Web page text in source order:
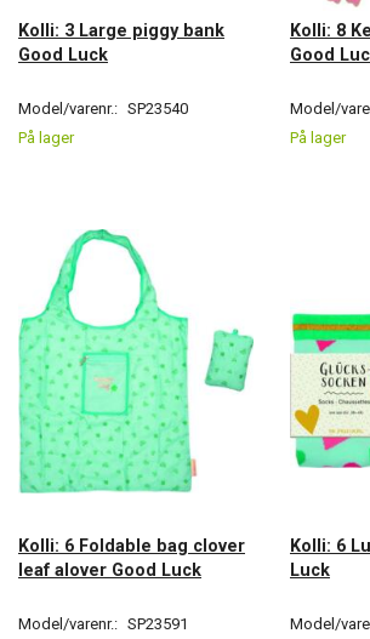
Kolli: 3 Large piggy bank
Good Luck
Model/varenr.: SP23540
På lager
Kolli: 8
Good
Model/
På lager
Kolli: 6 Foldable bag clover
leaf alover Good Luck
Model/varenr.: SP23591
Kolli: 6
Luck
Model/